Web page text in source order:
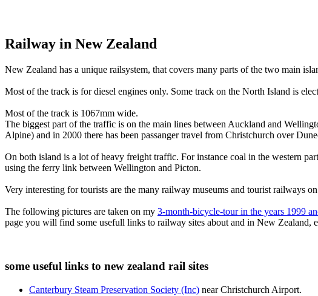
Railway in New Zealand
New Zealand has a unique railsystem, that covers many parts of the two main
Most of the track is for diesel engines only. Some track on the North Island is
Most of the track is 1067mm wide.
The biggest part of the traffic is on the main lines between Auckland and
Alpine) and in 2000 there has been passanger travel from Christchurch over
On both island is a lot of heavy freight traffic. For instance coal in the western
using the ferry link between Wellington and Picton.
Very interesting for tourists are the many railway museums and tourist railways
The following pictures are taken on my 3-month-bicycle-tour in the years 1999
page you will find some usefull links to railway sites about and in New Zealand,
some useful links to new zealand rail sites
Canterbury Steam Preservation Society (Inc) near Christchurch Airport.